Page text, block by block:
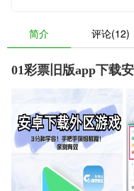
简介 评论(12)
01彩票旧版app下载